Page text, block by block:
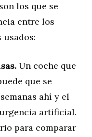
los que se
entre los
Un coche que
que se
ahí y el
artificial.
para comparar